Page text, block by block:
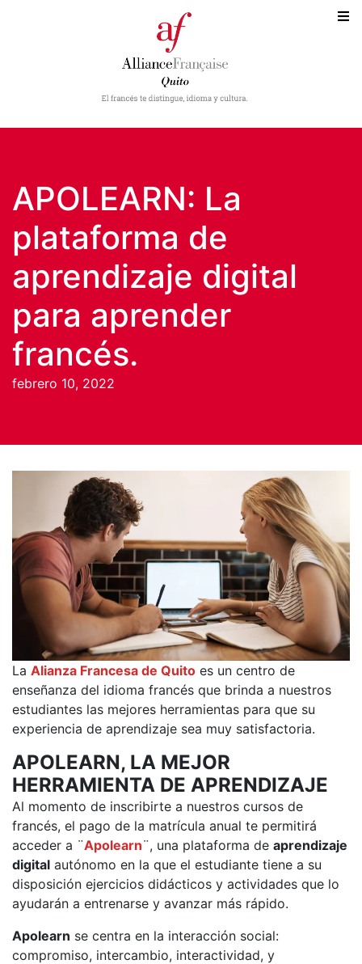
APOLEARN: La
plataforma de
aprendizaje digital
para aprender
francés.
febrero 10, 2022
La Alianza Francesa de Quito es un centro de
enseñanza del idioma francés que brinda a nuestros
estudiantes las mejores herramientas para que su
experiencia de aprendizaje sea muy satisfactoria.
APOLEARN, LA MEJOR
HERRAMIENTA DE APRENDIZAJE
Al momento de inscribirte a nuestros cursos de
francés, el pago de la matrícula anual te permitirá
acceder a ¨Apolearn¨, una plataforma de aprendizaje
digital autónomo en la que el estudiante tiene a su
disposición ejercicios didácticos y actividades que lo
ayudarán a entrenarse y avanzar más rápido.
Apolearn se centra en la interacción social:
compromiso, intercambio, interactividad, y